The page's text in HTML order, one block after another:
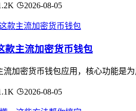
2026-08-05
款主流加密货币钱包
流加密货币钱包应用，核心功能是
2026-08-05